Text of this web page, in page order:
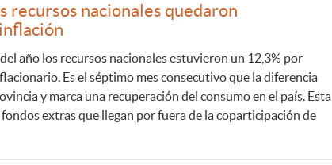
recursos nacionales quedaron
año los recursos nacionales estuvieron un 12,3% por
Es el séptimo mes consecutivo que la diferencia
y marca una recuperación del consumo en el país. Esta
extras que llegan por fuera de la coparticipación de